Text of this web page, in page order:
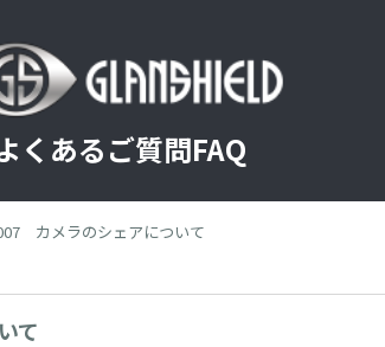
くあるご質問FAQ
カメラのシェアについて
て